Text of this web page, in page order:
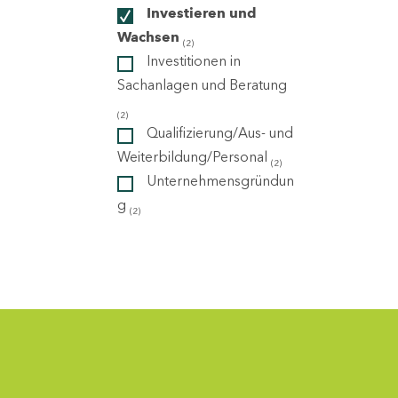
Investieren und
Wachsen (2)
Investitionen in
Sachanlagen und Beratung
(2)
Qualifizierung/Aus- und
Weiterbildung/Personal (2)
Unternehmensgründun
g (2)